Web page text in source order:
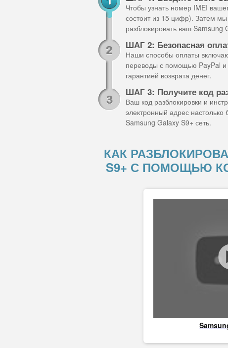
Чтобы узнать номер IMEI
состоит из 15 цифр). Затем
разблокировать ваш Samsung
ШАГ 2: Безопасная
Наши способы оплаты
переводы с помощью PayPal
гарантией возврата денег.
ШАГ 3: Получите код
Ваш код разблокировки и
электронный адрес настолько
Samsung Galaxy S9+ сеть.
КАК
S9+ С ПОМОЩЬЮ